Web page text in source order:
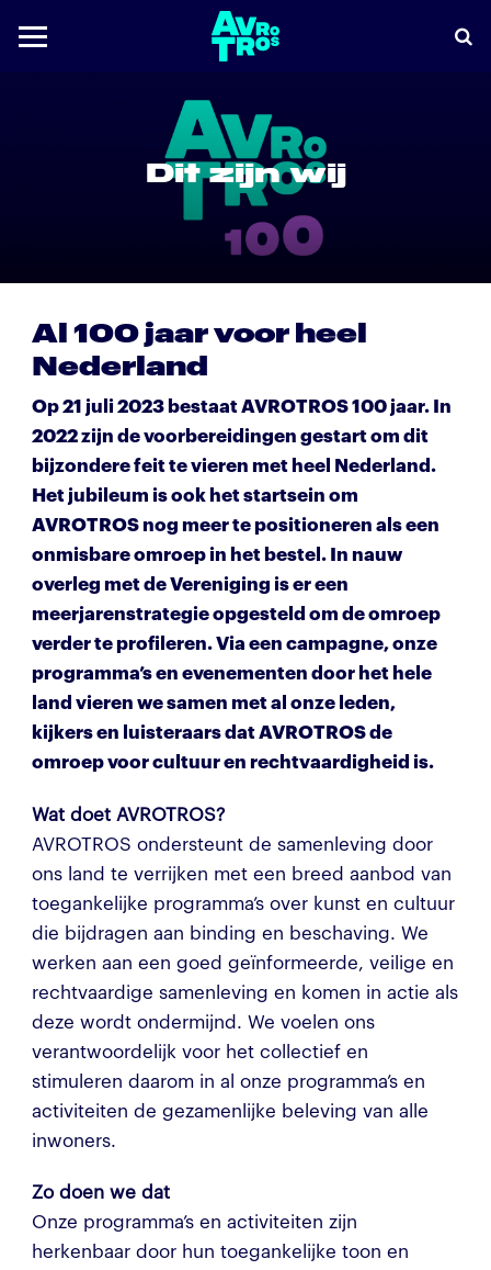
Dit zijn wij
Al 100 jaar voor heel
Nederland
Op 21 juli 2023 bestaat AVROTROS 100 jaar. In
2022 zijn de voorbereidingen gestart om dit
bijzondere feit te vieren met heel Nederland.
Het jubileum is ook het startsein om
AVROTROS nog meer te positioneren als een
onmisbare omroep in het bestel. In nauw
overleg met de Vereniging is er een
meerjarenstrategie opgesteld om de omroep
verder te profileren. Via een campagne, onze
programma’s en evenementen door het hele
land vieren we samen met al onze leden,
kijkers en luisteraars dat AVROTROS de
omroep voor cultuur en rechtvaardigheid is.
Wat doet AVROTROS?
AVROTROS ondersteunt de samenleving door
ons land te verrijken met een breed aanbod van
toegankelijke programma’s over kunst en cultuur
die bijdragen aan binding en beschaving. We
werken aan een goed geïnformeerde, veilige en
rechtvaardige samenleving en komen in actie als
deze wordt ondermijnd. We voelen ons
verantwoordelijk voor het collectief en
stimuleren daarom in al onze programma’s en
activiteiten de gezamenlijke beleving van alle
inwoners.
Zo doen we dat
Onze programma’s en activiteiten zijn
herkenbaar door hun toegankelijke toon en